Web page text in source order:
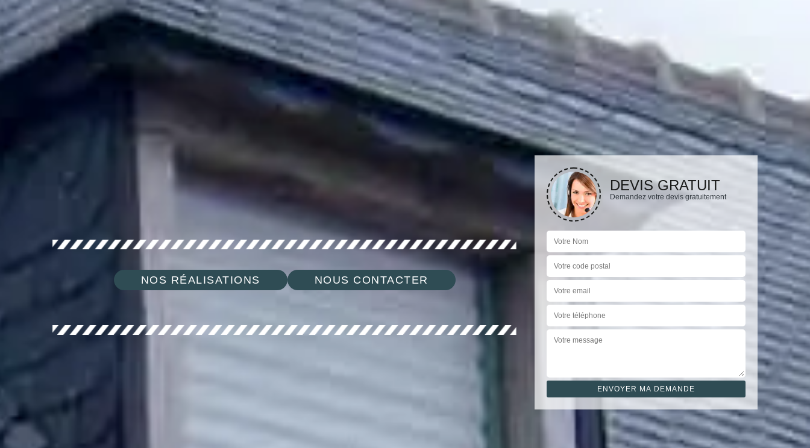
NOS RÉALISATIONS NOUS CONTACTER
DEVIS GRATUIT
Demandez votre devis gratuitement